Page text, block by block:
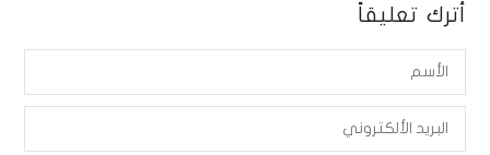
أترك تعليقاً